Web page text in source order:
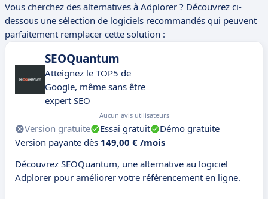
Vous cherchez des alternatives à Adplorer ? Découvrez ci-
dessous une sélection de logiciels recommandés qui peuvent
parfaitement remplacer cette solution :
SEOQuantum
Atteignez le TOP5 de
Google, même sans être
expert SEO
Aucun avis utilisateurs
Version gratuite Essai gratuit
Démo gratuite
Version payante dès 149,00 € /mois
Découvrez SEOQuantum, une alternative au logiciel
Adplorer pour améliorer votre référencement en ligne.